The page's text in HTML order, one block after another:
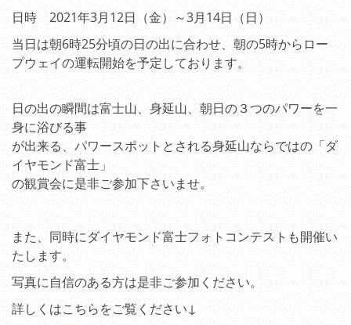
日時 2021年3月12日（金）～3月14日（日）
当日は朝6時25分頃の日の出に合わせ、朝の5時からロー
プウェイの運転開始を予定しております。
日の出の瞬間は富士山、身延山、朝日の３つのパワーを一
身に浴びる事
が出来る、パワースポットとされる身延山ならではの「ダ
イヤモンド富士」
の観賞会に是非ご参加下さいませ。
また、同時にダイヤモンド富士フォトコンテストも開催い
たします。
写真に自信のある方は是非ご参加ください。
詳しくはこちらをご覧ください↓